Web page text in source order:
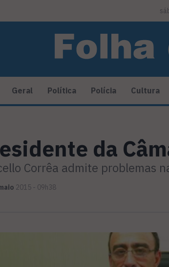
Geral Política Polícia Cultura
da
Corrêa admite problemas
2015 - 09h38